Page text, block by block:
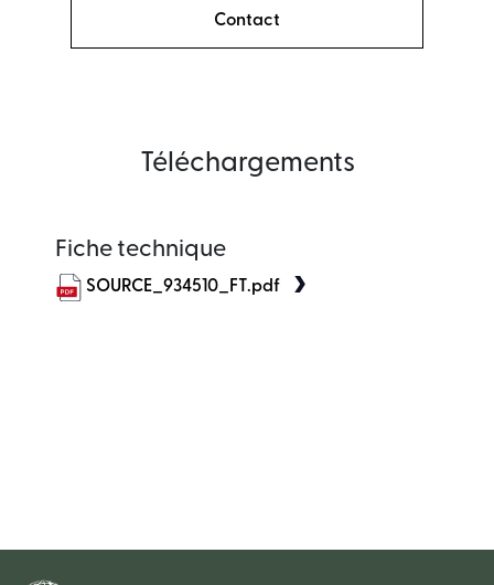
Contact
Téléchargements
Fiche technique
SOURCE_934510_FT.pdf